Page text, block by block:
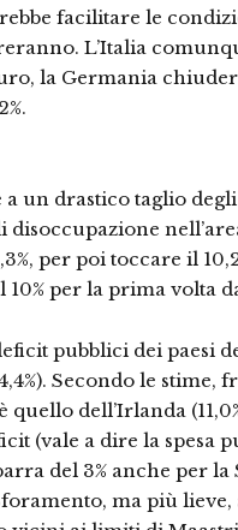
facilitare le
L’Italia
la Germania
un drastico taglio
per poi toccare il
per la prima volta
pubblici dei paesi
Secondo le stime,
dell’Irlanda
(vale a dire la spesa
del 3% anche per la
ma più